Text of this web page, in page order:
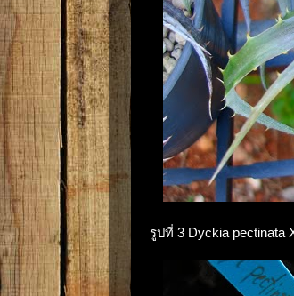
รูปที่ 3 Dyckia pectinata